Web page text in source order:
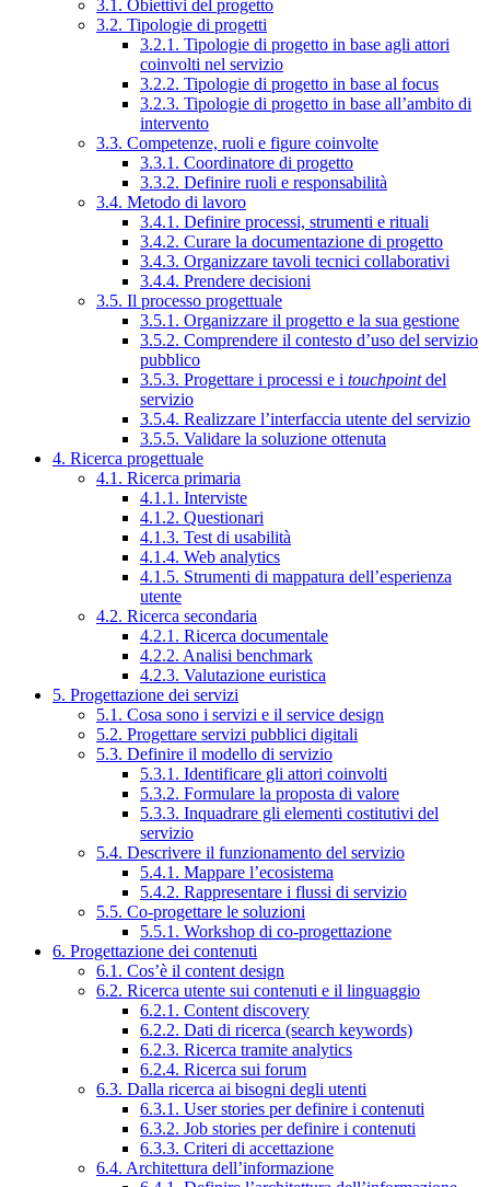
3.1. Obiettivi del progetto
3.2. Tipologie di progetti
3.2.1. Tipologie di progetto in base agli attori
coinvolti nel servizio
3.2.2. Tipologie di progetto in base al focus
3.2.3. Tipologie di progetto in base all’ambito di
intervento
3.3. Competenze, ruoli e figure coinvolte
3.3.1. Coordinatore di progetto
3.3.2. Definire ruoli e responsabilità
3.4. Metodo di lavoro
3.4.1. Definire processi, strumenti e rituali
3.4.2. Curare la documentazione di progetto
3.4.3. Organizzare tavoli tecnici collaborativi
3.4.4. Prendere decisioni
3.5. Il processo progettuale
3.5.1. Organizzare il progetto e la sua gestione
3.5.2. Comprendere il contesto d’uso del servizio
pubblico
3.5.3. Progettare i processi e i touchpointdel
servizio
3.5.4. Realizzare l’interfaccia utente del servizio
3.5.5. Validare la soluzione ottenuta
4. Ricerca progettuale
4.1. Ricerca primaria
4.1.1. Interviste
4.1.2. Questionari
4.1.3. Test di usabilità
4.1.4. Web analytics
4.1.5. Strumenti di mappatura dell’esperienza
utente
4.2. Ricerca secondaria
4.2.1. Ricerca documentale
4.2.2. Analisi benchmark
4.2.3. Valutazione euristica
5. Progettazione dei servizi
5.1. Cosa sono i servizi e il service design
5.2. Progettare servizi pubblici digitali
5.3. Definire il modello di servizio
5.3.1. Identificare gli attori coinvolti
5.3.2. Formulare la proposta di valore
5.3.3. Inquadrare gli elementi costitutivi del
servizio
5.4. Descrivere il funzionamento del servizio
5.4.1. Mappare l’ecosistema
5.4.2. Rappresentare i flussi di servizio
5.5. Co-progettare le soluzioni
5.5.1. Workshop di co-progettazione
6. Progettazione dei contenuti
6.1. Cos’è il content design
6.2. Ricerca utente sui contenuti e il linguaggio
6.2.1. Content discovery
6.2.2. Dati di ricerca (search keywords)
6.2.3. Ricerca tramite analytics
6.2.4. Ricerca sui forum
6.3. Dalla ricerca ai bisogni degli utenti
6.3.1. User stories per definire i contenuti
6.3.2. Job stories per definire i contenuti
6.3.3. Criteri di accettazione
6.4. Architettura dell’informazione